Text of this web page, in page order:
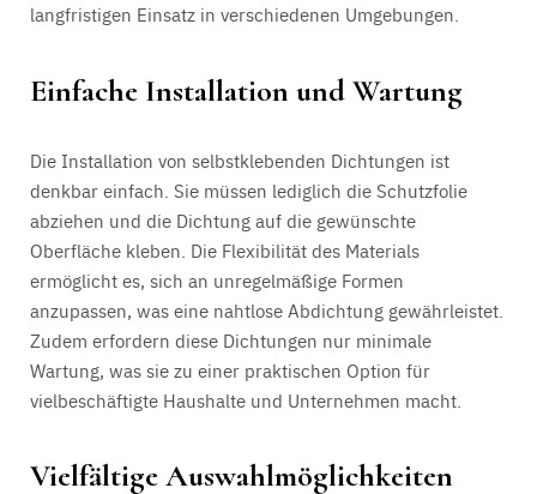
langfristigen Einsatz in verschiedenen Umgebungen.
Einfache Installation und Wartung
Die Installation von selbstklebenden Dichtungen ist
denkbar einfach. Sie müssen lediglich die Schutzfolie
abziehen und die Dichtung auf die gewünschte
Oberfläche kleben. Die Flexibilität des Materials
ermöglicht es, sich an unregelmäßige Formen
anzupassen, was eine nahtlose Abdichtung gewährleistet.
Zudem erfordern diese Dichtungen nur minimale
Wartung, was sie zu einer praktischen Option für
vielbeschäftigte Haushalte und Unternehmen macht.
Vielfältige Auswahlmöglichkeiten